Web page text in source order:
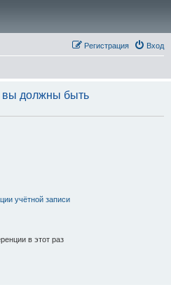
Вход
Регистрация
вы должны быть
учётной записи
в этот раз